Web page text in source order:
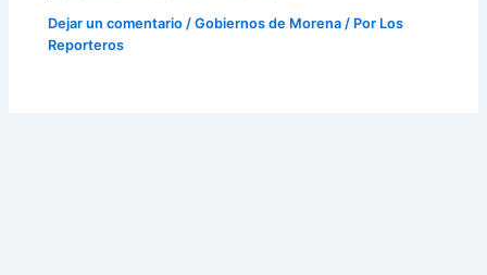
Dejar un comentario /Gobiernos de Morena / Por Los
Reporteros